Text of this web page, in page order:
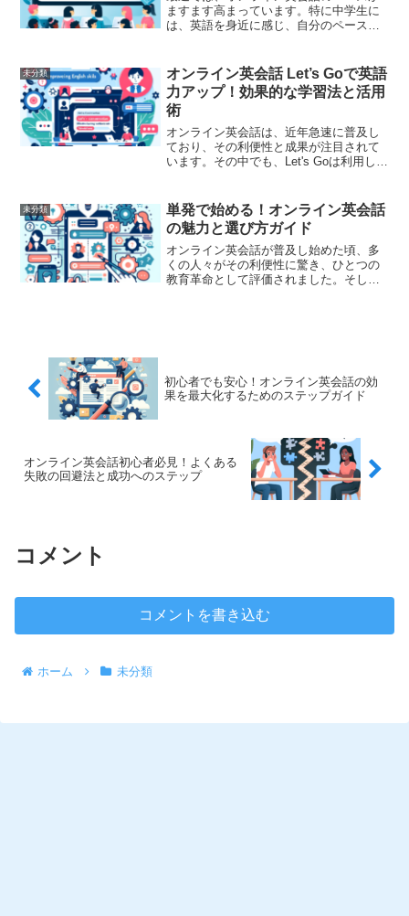
ますます高まっています。特に中学生に
は、英語を身近に感じ、自分のペースで
のサービスを選べばいいの？」「どんな
ポイントに注意すればいい...
未分類
オンライン英会話 Let’s Goで英語
力アップ！効果的な学習法と活用
術
オンライン英会話は、近年急速に普及し
ており、その利便性と成果が注目されて
います。その中でも、Let's Goは利用しや
ます。しかし、ただレッスンを受けるだ
けでは十分では...
未分類
単発で始める！オンライン英会話
の魅力と選び方ガイド
オンライン英会話が普及し始めた頃、多
くの人々がその利便性に驚き、ひとつの
教育革命として評価されました。そして
初心者でも安心！オンライン英会話の効
果を最大化するためのステップガイド
オンライン英会話初心者必見！よくある
失敗の回避法と成功へのステップ
コメント
コメントを書き込む
ホーム 未分類